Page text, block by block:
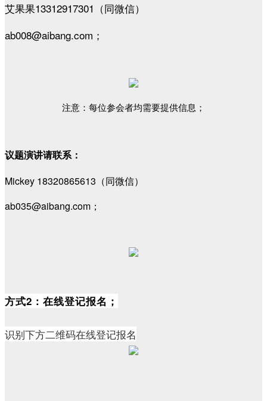
艾果果13312917301（同微信）
ab008@aibang.com；
注意：每位参会者均需要提供信息；
议题演讲请联系：
Mickey 18320865613（同微信）
ab035@aibang.com；
方式2：在线登记报名；
识别下方二维码在线登记报名